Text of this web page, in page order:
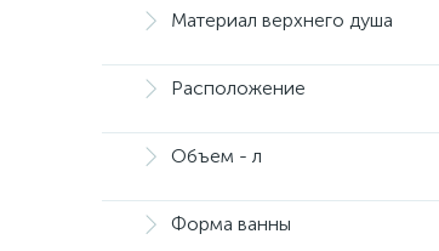
Материал верхнего душа
Расположение
Объем - л
Форма ванны